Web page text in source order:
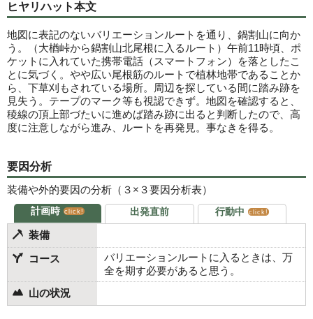
ヒヤリハット本文
地図に表記のないバリエーションルートを通り、鍋割山に向か
う。（大楢峠から鍋割山北尾根に入るルート）午前11時頃、ポ
ケットに入れていた携帯電話（スマートフォン）を落としたこ
とに気づく。やや広い尾根筋のルートで植林地帯であることか
ら、下草刈もされている場所。周辺を探している間に踏み跡を
見失う。テープのマーク等も視認できず。地図を確認すると、
稜線の頂上部づたいに進めば踏み跡に出ると判断したので、高
度に注意しながら進み、ルートを再発見。事なきを得る。
要因分析
装備や外的要因の分析（３×３要因分析表）
計画時 click! 出発直前 行動中 click!
装備
コース
バリエーションルートに入るときは、万
全を期す必要があると思う。
山の状況